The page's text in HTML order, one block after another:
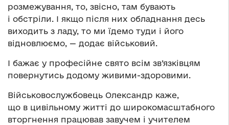
розмежування, то, звісно, там бувають
і обстріли. І якщо після них обладнання десь
виходить з ладу, то ми їдемо туди і його
відновлюємо, — додає військовий.
І бажає у професійне свято всім зв’язківцям
повернутись додому живими-здоровими.
Військовослужбовець Олександр каже,
що в цивільному житті до широкомасштабного
вторгнення працював завучем і учителем